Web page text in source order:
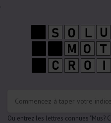
.
Ou entrez les lettres connues "Mus?